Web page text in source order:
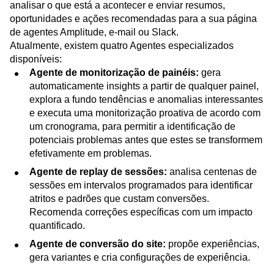
criados especificamente para um único domínio ou fluxo
de trabalho, operam em intervalos programados para
analisar o que está a acontecer e enviar resumos,
oportunidades e ações recomendadas para a sua página
de agentes Amplitude, e-mail ou Slack.
Atualmente, existem quatro Agentes especializados
disponíveis:
Agente de monitorização de painéis:gera
automaticamente insights a partir de qualquer painel,
explora a fundo tendências e anomalias interessantes
e executa uma monitorização proativa de acordo com
um cronograma, para permitir a identificação de
potenciais problemas antes que estes se transformem
efetivamente em problemas.
Agente de replay de sessões:analisa centenas de
sessões em intervalos programados para identificar
atritos e padrões que custam conversões.
Recomenda correções específicas com um impacto
quantificado.